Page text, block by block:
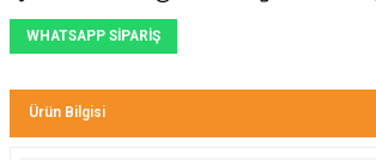
WHATSAPP SİPARİŞ
Ürün Bilgisi